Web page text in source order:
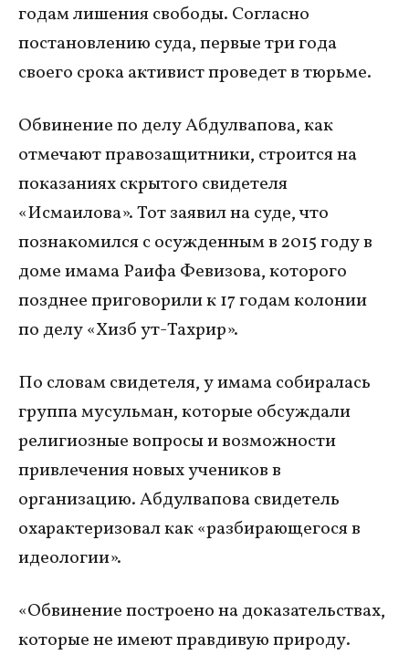
годам лишения свободы. Согласно
постановлению суда, первые три года
своего срока активист проведет в тюрьме.
Обвинение по делу Абдулвапова, как
отмечают правозащитники, строится на
показаниях скрытого свидетеля
«Исмаилова». Тот заявил на суде, что
познакомился с осужденным в 2015 году в
доме имама Раифа Февизова, которого
позднее приговорили к 17 годам колонии
по делу «Хизб ут-Тахрир».
По словам свидетеля, у имама собиралась
группа мусульман, которые обсуждали
религиозные вопросы и возможности
привлечения новых учеников в
организацию. Абдулвапова свидетель
охарактеризовал как «разбирающегося в
идеологии».
«Обвинение построено на доказательствах,
которые не имеют правдивую природу.